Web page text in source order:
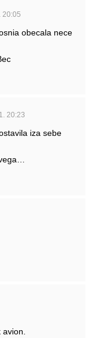
20:05
obecala nece
20:23
iza sebe